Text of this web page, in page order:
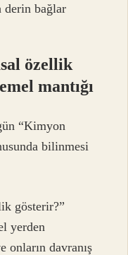
derin bağlar
özellik
mantığı
“Kimyon
bilinmesi
gösterir?”
yerden
onların davranış